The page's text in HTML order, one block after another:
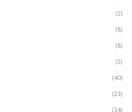
(2)
(8)
(8)
(3)
(40)
(23)
(34)